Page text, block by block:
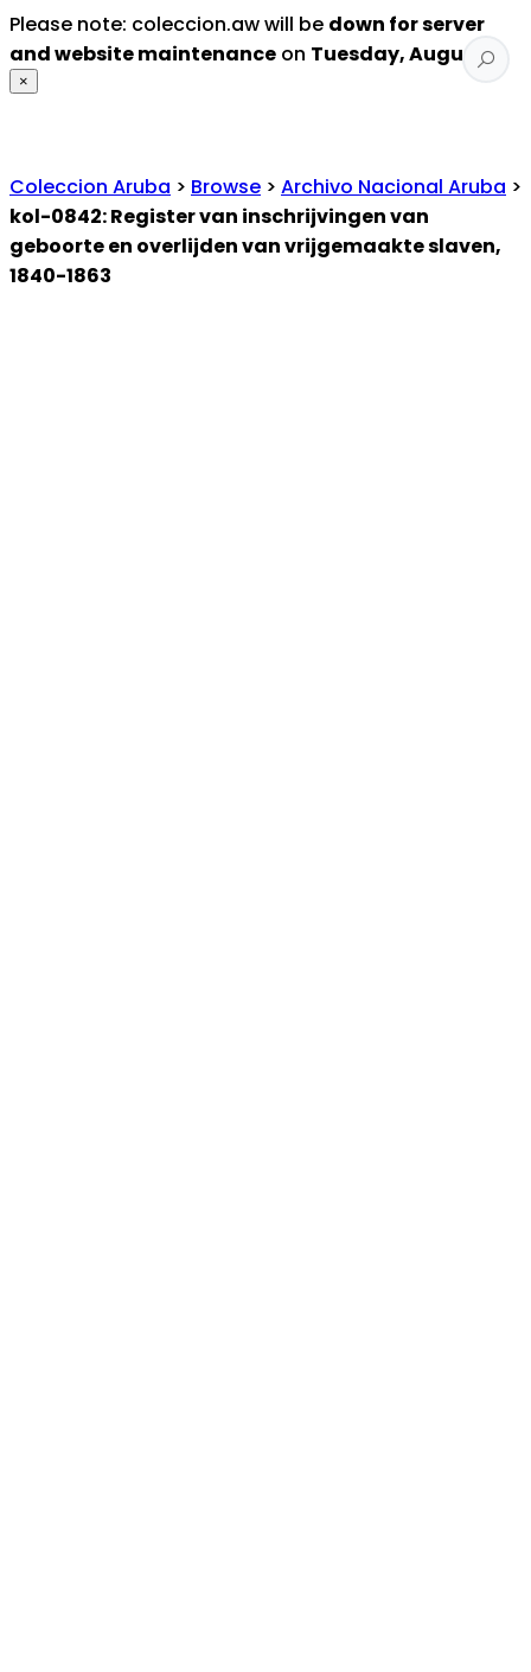
Please note: coleccion.aw will be down for server
and website maintenance on Tuesday, August 4
×
Coleccion Aruba > Browse > Archivo Nacional Aruba >
kol-0842: Register van inschrijvingen van
geboorte en overlijden van vrijgemaakte slaven,
1840-1863